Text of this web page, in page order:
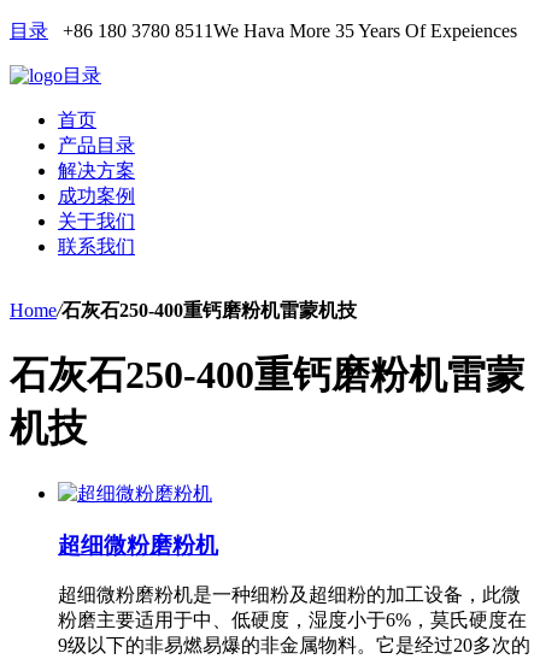
目录 +86 180 3780 8511We Hava More 35 Years Of Expeiences
目录
首页
产品目录
解决方案
成功案例
关于我们
联系我们
Home/石灰石250-400重钙磨粉机雷蒙机技
石灰石250-400重钙磨粉机雷蒙
机技
超细微粉磨粉机
超细微粉磨粉机是一种细粉及超细粉的加工设备，此微
粉磨主要适用于中、低硬度，湿度小于6%，莫氏硬度在
9级以下的非易燃易爆的非金属物料。它是经过20多次的